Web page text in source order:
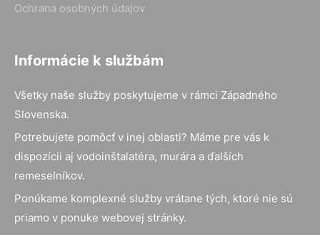
Ochrana osobných údajov
Informácie k službám
Všetky naše služby poskytujeme v rámci Západného
Slovenska.
Potrebujete pomôcť v inej oblasti? Máme pre vás k
dispozícii aj vodoinštalatéra, murára a ďalších
remeselníkov.
Ponúkame komplexné služby vrátane tých, ktoré nie sú
priamo v ponuke webovej stránky.